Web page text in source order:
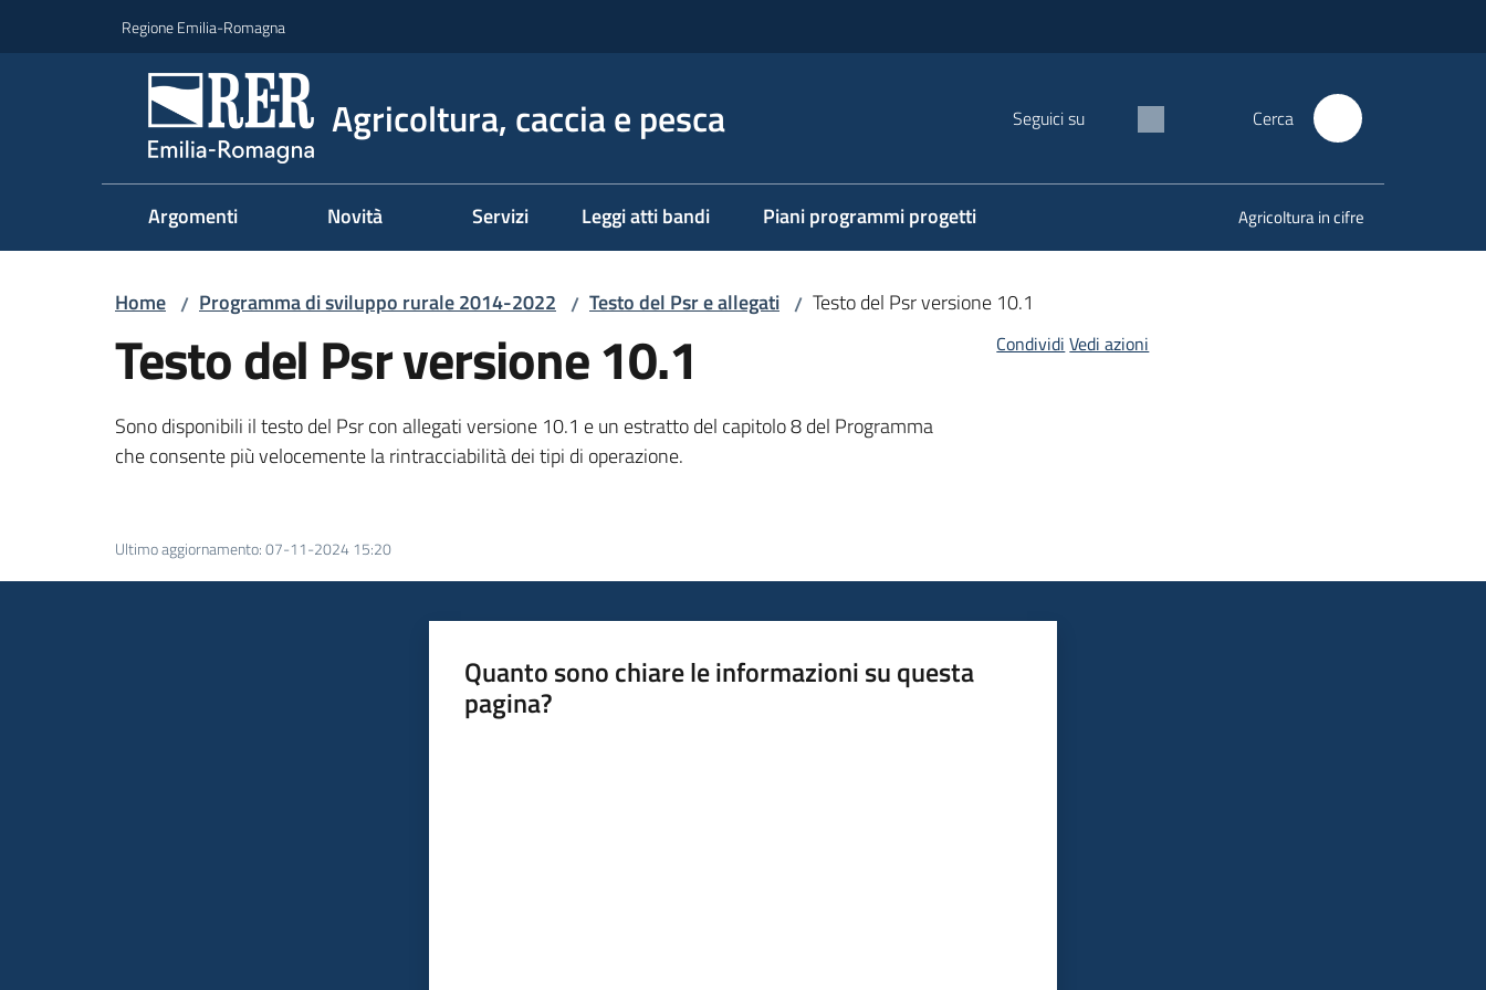
Regione Emilia-Romagna
Agricoltura, caccia e pesca Seguici su Cerca
Argomenti Novità Servizi Leggi atti bandi Piani programmi progetti Agricoltura in cifre
Home / Programma di sviluppo rurale 2014-2022 / Testo del Psr e allegati / Testo del Psr versione 10.1
Testo del Psr versione 10.1
Sono disponibili il testo del Psr con allegati versione 10.1 e un estratto del capitolo 8 del Programma
che consente più velocemente la rintracciabilità dei tipi di operazione.
Condividi Vedi azioni
Ultimo aggiornamento:07-11-2024 15:20
Quanto sono chiare le informazioni su questa
pagina?